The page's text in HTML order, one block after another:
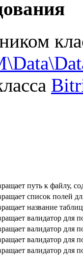
путь к файлу,
список полей
название
валидатор для
валидатор для
валидатор для
валидатор для